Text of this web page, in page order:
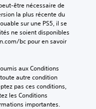
être nécessaire de
la plus récente du
sur une PS5, il se
ne soient disponibles
bc pour en savoir
aux Conditions
autre condition
pas ces conditions,
les Conditions
importantes.